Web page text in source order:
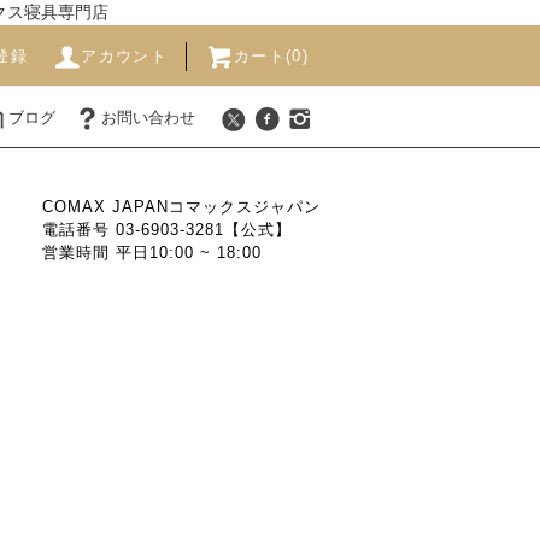
ス寝具専門店
録 アカウント カート(0)
ブログ お問い合わせ
COMAX JAPANコマックスジャパン
電話番号 03-6903-3281【公式】
営業時間 平日10:00 ~ 18:00